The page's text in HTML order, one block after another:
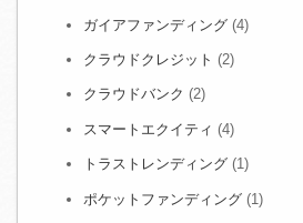
ガイアファンディング (4)
クラウドクレジット (2)
クラウドバンク (2)
スマートエクイティ (4)
トラストレンディング (1)
ポケットファンディング (1)